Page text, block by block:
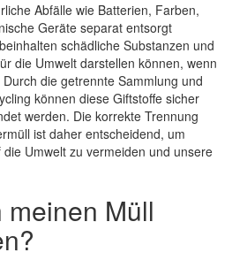
Abfälle wie Batterien, Farben,
Geräte separat entsorgt
schädliche Substanzen und
die Umwelt darstellen können, wenn
die getrennte Sammlung und
können diese Giftstoffe sicher
werden. Die korrekte Trennung
ist daher entscheidend, um
Umwelt zu vermeiden und unsere
Müll